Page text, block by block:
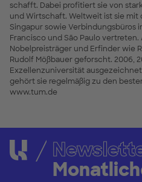
schafft. Dabei profitiert sie von
und Wirtschaft. Weltweit ist sie mit
Singapur sowie Verbindungsbüros
Francisco und São Paulo vertreten.
Nobelpreisträger und Erfinder wie
Rudolf Mößbauer geforscht. 2006,
Exzellenzuniversität
gehört sie regelmäßig zu den
www.tum.de